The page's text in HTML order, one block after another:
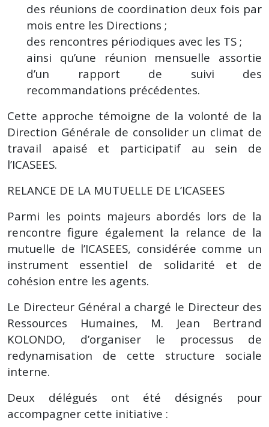
des réunions de coordination deux fois par
mois entre les Directions ;
des rencontres périodiques avec les TS ;
ainsi qu’une réunion mensuelle assortie
d’un rapport de suivi des
recommandations précédentes.
Cette approche témoigne de la volonté de la
Direction Générale de consolider un climat de
travail apaisé et participatif au sein de
l’ICASEES.
RELANCE DE LA MUTUELLE DE L’ICASEES
Parmi les points majeurs abordés lors de la
rencontre figure également la relance de la
mutuelle de l’ICASEES, considérée comme un
instrument essentiel de solidarité et de
cohésion entre les agents.
Le Directeur Général a chargé le Directeur des
Ressources Humaines, M. Jean Bertrand
KOLONDO, d’organiser le processus de
redynamisation de cette structure sociale
interne.
Deux délégués ont été désignés pour
accompagner cette initiative :